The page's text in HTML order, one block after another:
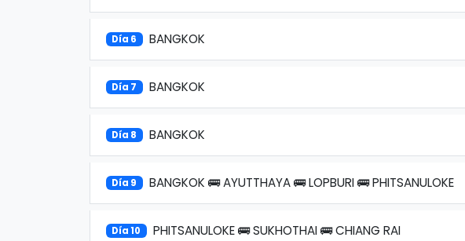
Día 6 BANGKOK
Día 7 BANGKOK
Día 8 BANGKOK
Día 9 BANGKOK 🚌 AYUTTHAYA 🚌 LOPBURI 🚌 PHITSANULOKE
Día 10 PHITSANULOKE 🚌 SUKHOTHAI 🚌 CHIANG RAI